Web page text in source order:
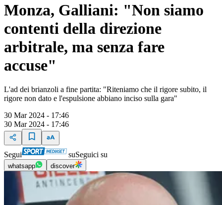
Monza, Galliani: "Non siamo
contenti della direzione
arbitrale, ma senza fare
accuse"
L'ad dei brianzoli a fine partita: "Riteniamo che il rigore subito, il
rigore non dato e l'espulsione abbiano inciso sulla gara"
30 Mar 2024 - 17:46
30 Mar 2024 - 17:46
Segui suSeguici su
whatsapp discover